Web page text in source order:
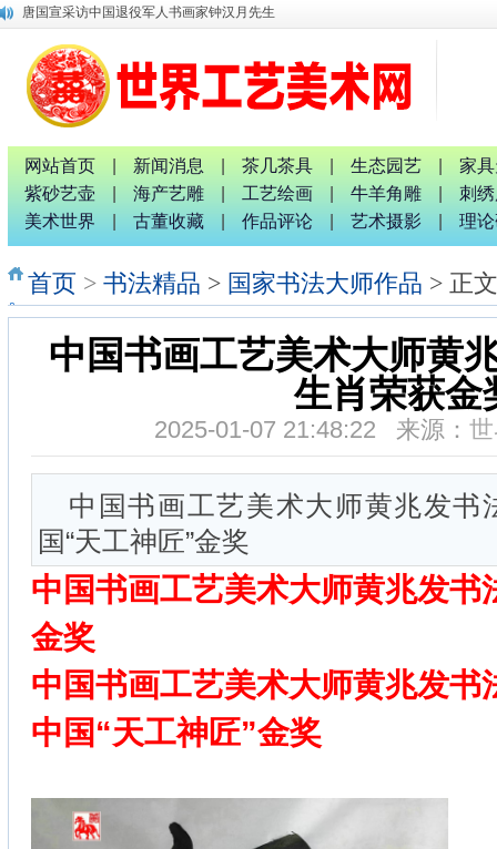
唐国宣 谢伟良等出席八桂孔雀宴开业盛典活动
融水梦呜苗寨十九坡会震撼天地 苗族服装服饰靓人间
广西八一退役军人文工团：璀璨十截 军艺流芳 戎耀八桂
中国专家评审团主席唐国宣采访桂林人大代表曹玉生并合影
2026广西红色诗词歌舞文艺联欢晚会新闻发布会暨启动仪式
广西非物质文化遗产研究院院长唐正柱致辞
划时代宏伟画卷《平陆运河上河图》
唐国宣采访中国退役军人书画家钟汉月先生
网站首页 新闻消息 茶几茶具 生态园艺
家
紫砂艺壶
海产艺雕 工艺绘画 牛羊角雕
刺
美术世界
古董收藏 作品评论 艺术摄影 理
首页 > 书法精品 > 国家书法大师作品 > 正文
中国书画工艺美术大师黄
生肖荣获金
2025-01-07 21:48:22 来源：
中国书画工艺美术大师黄兆发书
国“天工神匠”金奖
中国书画工艺美术大师黄兆发书
金奖
中国书画工艺美术大师黄兆发书
中国“天工神匠”金奖